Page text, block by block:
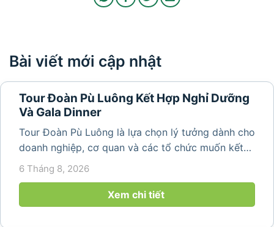
Bài viết mới cập nhật
Tour Đoàn Pù Luông Kết Hợp Nghỉ Dưỡng
Và Gala Dinner
Tour Đoàn Pù Luông là lựa chọn lý tưởng dành cho
doanh nghiệp, cơ quan và các tổ chức muốn kết
hợp nghỉ dưỡng, tham quan và tổ chức các hoạt
nguyên sơ, không khí...
6 Tháng 8, 2026
Xem chi tiết